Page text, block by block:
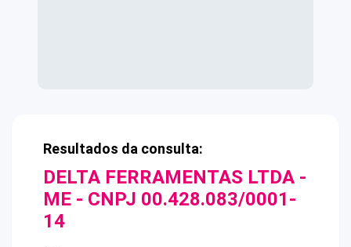
Resultados da consulta:
DELTA FERRAMENTAS LTDA -
ME - CNPJ 00.428.083/0001-
14